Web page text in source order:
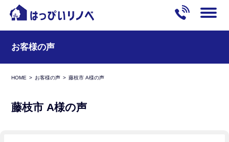
お客様の声
HOME お客様の声 藤枝市 A様の声
藤枝市 A様の声